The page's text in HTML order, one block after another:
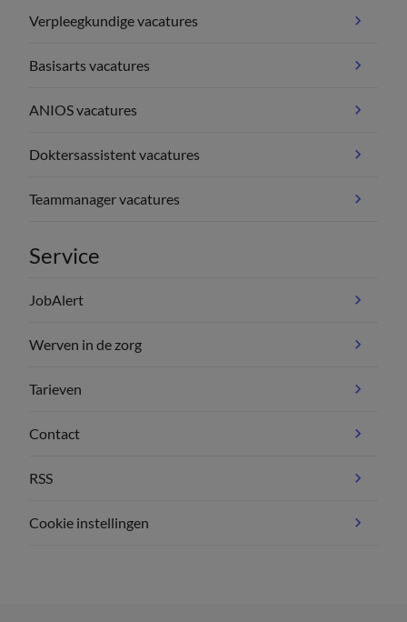
Verpleegkundige vacatures
Basisarts vacatures
ANIOS vacatures
Doktersassistent vacatures
Teammanager vacatures
Service
JobAlert
Werven in de zorg
Tarieven
Contact
RSS
Cookie instellingen